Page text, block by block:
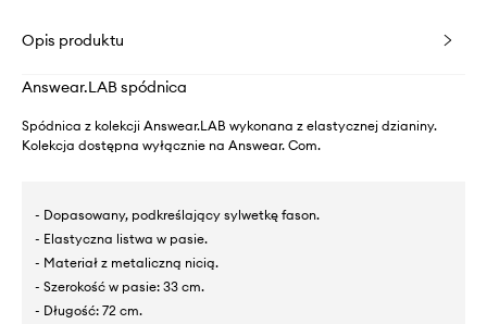
Opis produktu
Answear.LAB spódnica
Spódnica z kolekcji Answear.LAB wykonana z elastycznej dzianiny.
Kolekcja dostępna wyłącznie na Answear. Com.
- Dopasowany, podkreślający sylwetkę fason.
- Elastyczna listwa w pasie.
- Materiał z metaliczną nicią.
- Szerokość w pasie: 33 cm.
- Długość: 72 cm.